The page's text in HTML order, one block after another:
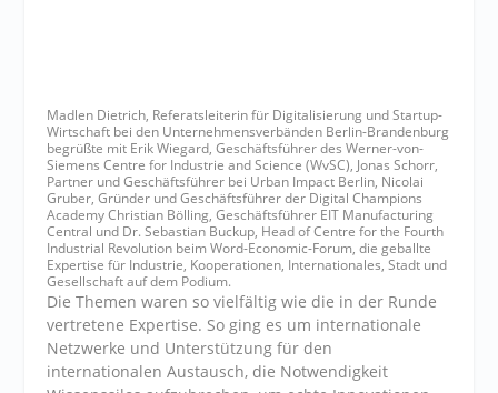
Madlen Dietrich, Referatsleiterin für Digitalisierung und Startup-
Wirtschaft bei den Unternehmensverbänden Berlin-Brandenburg
begrüßte mit Erik Wiegard, Geschäftsführer des Werner-von-
Siemens Centre for Industrie and Science (WvSC), Jonas Schorr,
Partner und Geschäftsführer bei Urban Impact Berlin, Nicolai
Gruber, Gründer und Geschäftsführer der Digital Champions
Academy Christian Bölling, Geschäftsführer EIT Manufacturing
Central und Dr. Sebastian Buckup, Head of Centre for the Fourth
Industrial Revolution beim Word-Economic-Forum, die geballte
Expertise für Industrie, Kooperationen, Internationales, Stadt und
Gesellschaft auf dem Podium.
Die Themen waren so vielfältig wie die in der Runde
vertretene Expertise. So ging es um internationale
Netzwerke und Unterstützung für den
internationalen Austausch, die Notwendigkeit